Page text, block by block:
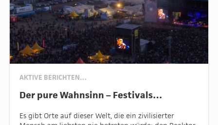
AKTIVE BERICHTEN…
Der pure Wahnsinn – Festivals…
Es gibt Orte auf dieser Welt, die ein zivilisierter